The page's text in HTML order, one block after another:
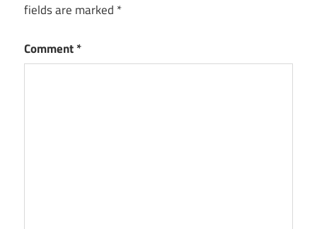
fields are marked *
Comment*